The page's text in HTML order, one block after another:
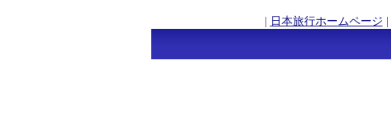
| 日本旅行ホームページ |